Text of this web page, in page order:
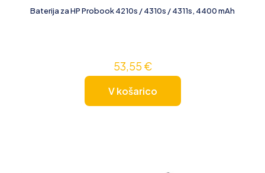
Baterija za HP Probook 4210s / 4310s / 4311s, 4400 mAh
53,55 €
V košarico